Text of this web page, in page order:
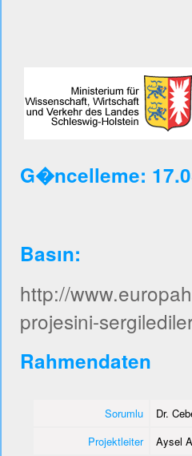
G�ncelleme:
Basın:
http://
projesini-
Rahmendaten
Sorumlu
Dr.
Projektleiter
Aysel